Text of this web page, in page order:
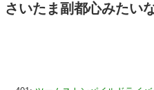
さいたま副都心みたい